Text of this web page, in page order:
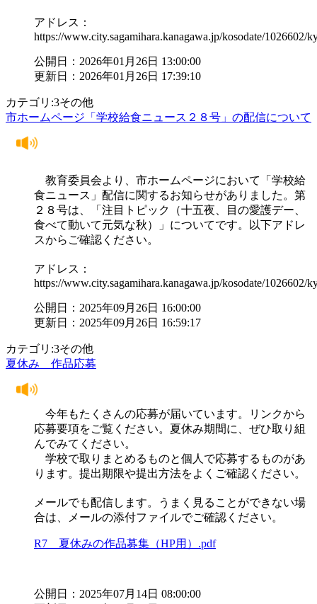
アドレス：
https://www.city.sagamihara.kanagawa.jp/kosodate/1026602/
公開日：2026年01月26日 13:00:00
更新日：2026年01月26日 17:39:10
カテゴリ:3その他
市ホームページ「学校給食ニュース２８号」の配信について
教育委員会より、市ホームページにおいて「学校給
食ニュース」配信に関するお知らせがありました。第
２８号は、「注目トピック（十五夜、目の愛護デー、
食べて動いて元気な秋）」についてです。以下アドレ
スからご確認ください。
アドレス：
https://www.city.sagamihara.kanagawa.jp/kosodate/1026602/
公開日：2025年09月26日 16:00:00
更新日：2025年09月26日 16:59:17
カテゴリ:3その他
夏休み 作品応募
今年もたくさんの応募が届いています。リンクから
応募要項をご覧ください。夏休み期間に、ぜひ取り組
んでみてください。
学校で取りまとめるものと個人で応募するものがあ
ります。提出期限や提出方法をよくご確認ください。
メールでも配信します。うまく見ることができない場
合は、メールの添付ファイルでご確認ください。
R7 夏休みの作品募集（HP用）.pdf
公開日：2025年07月14日 08:00:00